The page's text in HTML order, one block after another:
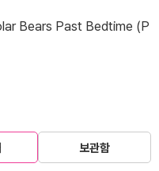
Bears Past Bedtime (P
보관함